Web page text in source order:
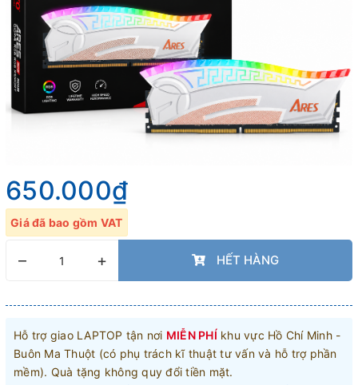
650.000₫
Giá đã bao gồm VAT
– + HẾT HÀNG
Hỗ trợ giao LAPTOP tận nơi MIỄN PHÍ khu vực Hồ Chí Minh -
Buôn Ma Thuột (có phụ trách kĩ thuật tư vấn và hỗ trợ phần
mềm). Quà tặng không quy đổi tiền mặt.